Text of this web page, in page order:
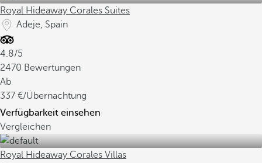
Royal Hideaway Corales Suites
Adeje, Spain
4.8/5
2470 Bewertungen
Ab
337
/Übernachtung
Verfügbarkeit einsehen
Vergleichen
Royal Hideaway Corales Villas